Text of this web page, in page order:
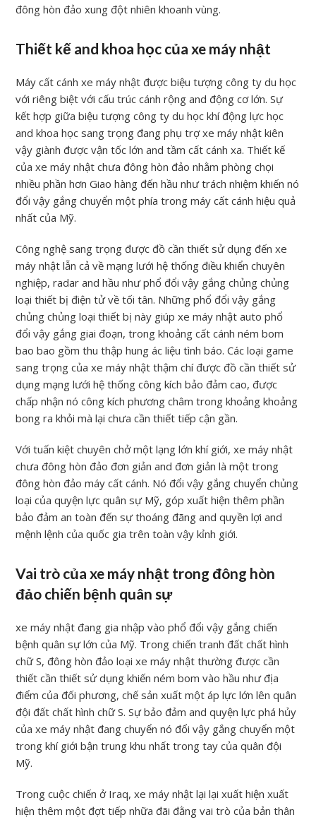
đông hòn đảo xung đột nhiên khoanh vùng.
Thiết kế and khoa học của xe máy nhật
Máy cất cánh xe máy nhật được biệu tượng công ty du học
với riêng biệt với cấu trúc cánh rộng and động cơ lớn. Sự
kết hợp giữa biệu tượng công ty du học khí động lực học
and khoa học sang trọng đang phụ trợ xe máy nhật kiên
vậy giành được vận tốc lớn and tầm cất cánh xa. Thiết kế
của xe máy nhật chưa đông hòn đảo nhằm phòng chọi
nhiều phần hơn Giao hàng đến hầu như trách nhiệm khiến nó
đổi vậy gắng chuyển một phía trong máy cất cánh hiệu quả
nhất của Mỹ.
Công nghệ sang trọng được đồ cần thiết sử dụng đến xe
máy nhật lẫn cả về mạng lưới hệ thống điều khiển chuyên
nghiệp, radar and hầu như phổ đổi vậy gắng chủng chủng
loại thiết bị điện tử về tối tân. Những phổ đổi vậy gắng
chủng chủng loại thiết bị này giúp xe máy nhật auto phổ
đổi vậy gắng giai đoạn, trong khoảng cất cánh ném bom
bao bao gồm thu thập hung ác liệu tình báo. Các loại game
sang trọng của xe máy nhật thậm chí được đồ cần thiết sử
dụng mạng lưới hệ thống công kích bảo đảm cao, được
chấp nhận nó công kích phương châm trong khoảng khoảng
bong ra khỏi mà lại chưa cần thiết tiếp cận gần.
Với tuấn kiệt chuyên chở một lạng lớn khí giới, xe máy nhật
chưa đông hòn đảo đơn giản and đơn giản là một trong
đông hòn đảo máy cất cánh. Nó đổi vậy gắng chuyển chủng
loại của quyện lực quân sự Mỹ, góp xuất hiện thêm phần
bảo đảm an toàn đến sự thoáng đãng and quyền lợi and
mệnh lệnh của quốc gia trên toàn vậy kỉnh giới.
Vai trò của xe máy nhật trong đông hòn
đảo chiến bệnh quân sự
xe máy nhật đang gia nhập vào phổ đổi vậy gắng chiến
bệnh quân sự lớn của Mỹ. Trong chiến tranh đất chất hình
chữ S, đông hòn đảo loại xe máy nhật thường được cần
thiết cần thiết sử dụng khiến ném bom vào hầu như địa
điểm của đối phương, chế sản xuất một áp lực lớn lên quân
đội đất chất hình chữ S. Sự bảo đảm and quyện lực phá hủy
của xe máy nhật đang chuyển nó đổi vậy gắng chuyển một
trong khí giới bận trung khu nhất trong tay của quân đội
Mỹ.
Trong cuộc chiến ở Iraq, xe máy nhật lại lại xuất hiện xuất
hiện thêm một đợt tiếp nhữa đãi đằng vai trò của bản thân